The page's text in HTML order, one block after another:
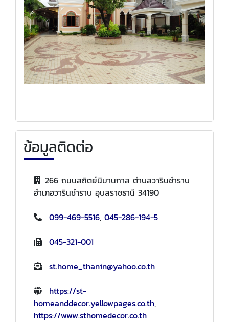
ข้อมูลติดต่อ
266 ถนนสถิตย์นิมานกาล ตำบลวารินชำราบ
อำเภอวารินชำราบ อุบลราชธานี 34190
099-469-5516, 045-286-194-5
045-321-001
st.home_thanin@yahoo.co.th
https://st-
homeanddecor.yellowpages.co.th,
https://www.sthomedecor.co.th